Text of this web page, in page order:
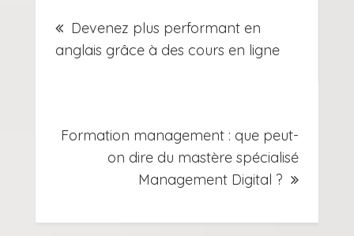
deDevenez plus performant en
anglais grâce à des cours en ligne
Formation management : que peut-
on dire du mastère spécialisé
Management Digital ?